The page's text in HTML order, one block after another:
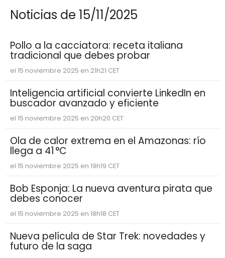
Noticias de 15/11/2025
Pollo a la cacciatora: receta italiana
tradicional que debes probar
el 15 noviembre 2025 en 21h21 CET
Inteligencia artificial convierte LinkedIn en
buscador avanzado y eficiente
el 15 noviembre 2025 en 20h20 CET
Ola de calor extrema en el Amazonas: río
llega a 41 °C
el 15 noviembre 2025 en 19h19 CET
Bob Esponja: La nueva aventura pirata que
debes conocer
el 15 noviembre 2025 en 18h18 CET
Nueva película de Star Trek: novedades y
futuro de la saga